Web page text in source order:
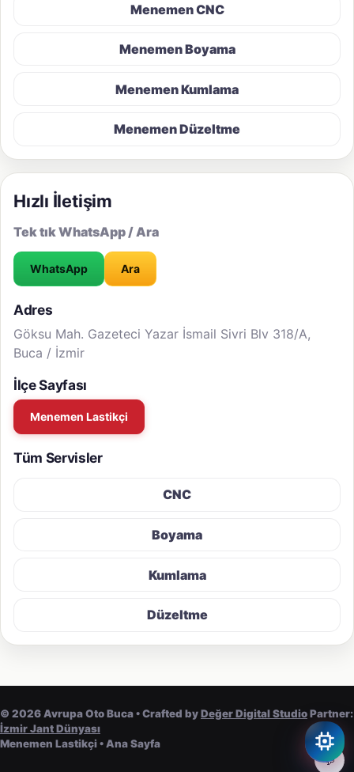
Menemen CNC
Menemen Boyama
Menemen Kumlama
Menemen Düzeltme
Hızlı İletişim
Tek tık WhatsApp / Ara
WhatsApp Ara
Adres
Göksu Mah. Gazeteci Yazar İsmail Sivri Blv 318/A,
Buca / İzmir
İlçe Sayfası
Menemen Lastikçi
Tüm Servisler
CNC
Boyama
Kumlama
Düzeltme
© 2026Avrupa Oto Buca • Crafted byDeğer Digital StudioPartner:
İzmir Jant Dünyası
Menemen Lastikçi•Ana Sayfa
💬